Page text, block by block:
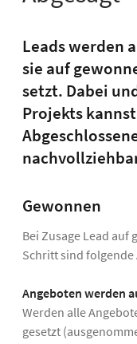
Leads werden
sie auf
setzt. Dabei
Projekts
Gewonnen
Bei Zusage Lead auf
Schritt sind
Angeboten werden
Werden alle
gesetzt